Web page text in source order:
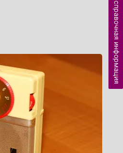
справочная информация